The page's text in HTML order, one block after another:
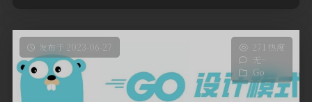
发布于 2023-06-27
271 热度
无~
Go